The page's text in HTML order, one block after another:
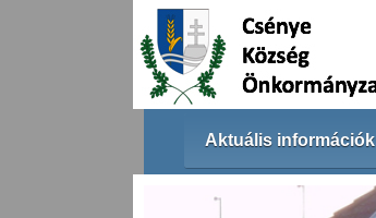
Aktuális információk